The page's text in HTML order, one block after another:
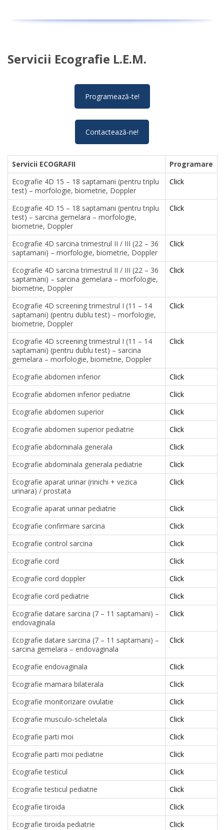
Servicii Ecografie L.E.M.
Programează-te!
Contactează-ne!
Servicii ECOGRAFII
Programare
Ecografie 4D 15 – 18 saptamani (pentru triplu
test) – morfologie, biometrie, Doppler
Click
Ecografie 4D 15 – 18 saptamani (pentru triplu
test) – sarcina gemelara – morfologie,
biometrie, Doppler
Click
Ecografie 4D sarcina trimestrul II / III (22 – 36
saptamani) – morfologie, biometrie, Doppler
Click
Ecografie 4D sarcina trimestrul II / III (22 – 36
saptamani) – sarcina gemelara – morfologie,
biometrie, Doppler
Click
Ecografie 4D screening trimestrul I (11 – 14
saptamani) (pentru dublu test) – morfologie,
biometrie, Doppler
Click
Ecografie 4D screening trimestrul I (11 – 14
saptamani) (pentru dublu test) – sarcina
gemelara – morfologie, biometrie, Doppler
Click
Ecografie abdomen inferior
Click
Ecografie abdomen inferior pediatrie
Click
Ecografie abdomen superior
Click
Ecografie abdomen superior pediatrie
Click
Ecografie abdominala generala
Click
Ecografie abdominala generala pediatrie
Click
Ecografie aparat urinar (rinichi + vezica
urinara) / prostata
Click
Ecografie aparat urinar pediatrie
Click
Ecografie confirmare sarcina
Click
Ecografie control sarcina
Click
Ecografie cord
Click
Ecografie cord doppler
Click
Ecografie cord pediatrie
Click
Ecografie datare sarcina (7 – 11 saptamani) –
endovaginala
Click
Ecografie datare sarcina (7 – 11 saptamani) –
sarcina gemelara – endovaginala
Click
Ecografie endovaginala
Click
Ecografie mamara bilaterala
Click
Ecografie monitorizare ovulatie
Click
Ecografie musculo-scheletala
Click
Ecografie parti moi
Click
Ecografie parti moi pediatrie
Click
Ecografie testicul
Click
Ecografie testicul pediatrie
Click
Ecografie tiroida
Click
Ecografie tiroida pediatrie
Click